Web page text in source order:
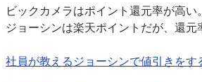
ビックカメラはポイント還元率が高い。
ジョーシンは楽天ポイントだが、還元
社員が教えるジョーシンで値引きをす